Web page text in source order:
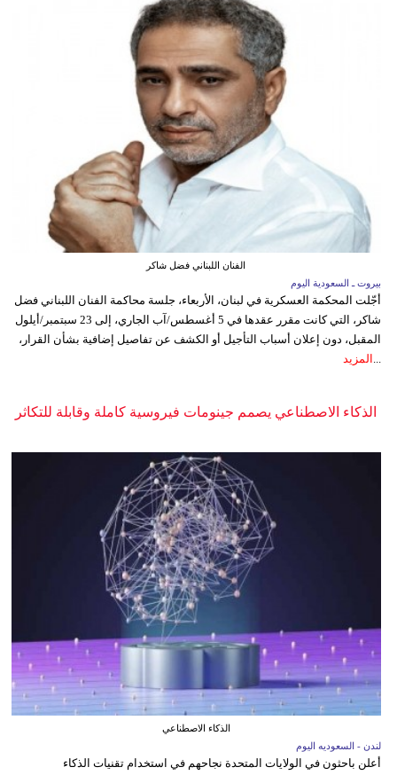
الفنان اللبناني فضل شاكر
بيروت ـ السعودية اليوم
أجّلت المحكمة العسكرية في لبنان، الأربعاء، جلسة محاكمة الفنان اللبناني فضل
شاكر، التي كانت مقرر عقدها في 5 أغسطس/آب الجاري، إلى 23 سبتمبر/أيلول
المقبل، دون إعلان أسباب التأجيل أو الكشف عن تفاصيل إضافية بشأن القرار،
المزيد
الذكاء الاصطناعي يصمم جينومات فيروسية كاملة وقابلة للتكاثر
الذكاء الاصطناعي
لندن - السعوديه اليوم
أعلن باحثون في الولايات المتحدة نجاحهم في استخدام تقنيات الذكاء